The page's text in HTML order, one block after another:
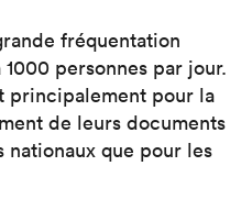
fréquentation
personnes par jour.
principalement pour la
de leurs documents
nationaux que pour les